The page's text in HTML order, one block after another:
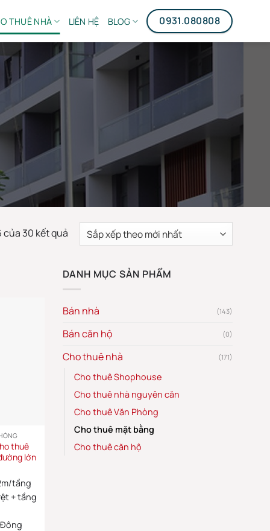
THUÊ NHÀ LIÊN HỆ BLOG 0931.080808
của 30 kết quảĐã
sắp
theo
mới
nhất
thuê
lớn
tầng
+ tầng
Đông
DANH MỤC SẢN PHẨM
Bán nhà (143)
Bán căn hộ (0)
Cho thuê nhà (171)
Cho thuê Shophouse
Cho thuê nhà nguyên căn
Cho thuê Văn Phòng
Cho thuê mặt bằng
Cho thuê căn hộ